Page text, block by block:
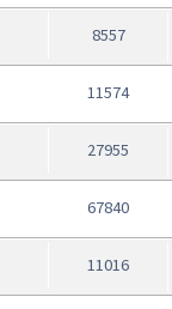
8557
11574
27955
67840
11016